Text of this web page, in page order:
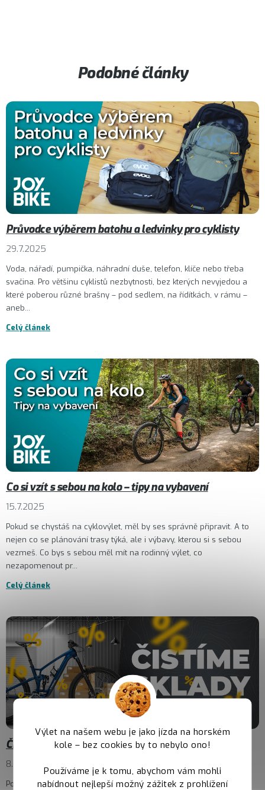
Výlet na našem webu je jako jízda na horském
kole – bez cookies by to nebylo ono!
Používáme je k tomu, abychom vám mohli
nabídnout nejlepší možný zážitek z prohlížení
Podobné články
Průvodce výběrem batohu a ledvinky pro cyklisty
29.7.2025
Voda, nářadí, pumpička, náhradní duše, telefon, klíče nebo třeba
svačina. Pro většinu cyklistů nezbytnosti, bez kterých nevyjedou a
které poberou různé brašny – pod sedlem, na řídítkách, v rámu –
aneb...
Celý článek
Co si vzít s sebou na kolo – tipy na vybavení
15.7.2025
Pokud se chystáš na cyklovýlet, měl by ses správně připravit. A to
nejen co se plánování trasy týká, ale i výbavy, kterou si s sebou
vezmeš. Co bys s sebou měl mít na rodinný výlet, co
nezapomenout pr...
Celý článek
Čistíme sklady – Produkty mizí, ceny padají!
8.7.2025
Potřebujeme uvolnit místo novinkám, a proto teď najdeš v naší